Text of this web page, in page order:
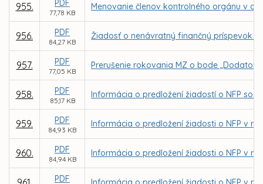
955. PDF
77,78 KB
Menovanie členov kontrolného orgánu v
956. PDF
84,27 KB
Žiadosť o nenávratný finančný príspevok
957. PDF
77,05 KB
Prerušenie rokovania MZ o bode „Dodatok
958. PDF
85,17 KB
Informácia o predložení žiadostí o NFP so
959. PDF
84,93 KB
Informácia o predložení žiadosti o NFP v
960. PDF
84,94 KB
Informácia o predložení žiadosti o NFP v
PDF